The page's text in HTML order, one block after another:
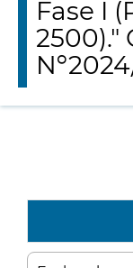
Fase I
2500)."